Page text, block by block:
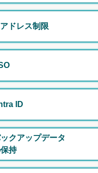
アドレス制限
ID
クアップデータ
持